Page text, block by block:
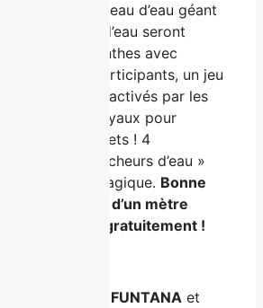
Calypso, un rideau d’eau géant
total, 65 jeux d’eau seront
2 labyrinthes avec
par les participants, un jeu
avec jeux d’eau activés par les
de jeux, des boyaux pour
activateurs de jets ! 4
dauphins « cracheurs d’eau »
installation magique. Bonne
de moins d’un mètre
de tout ceci gratuitement !
FUNTANA et